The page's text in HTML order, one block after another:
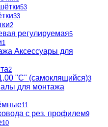
53
33
2
регулируемая5
1
Аксессуары для
2
"С" (самоклящийся)3
для монтажа
11
с рез. профилем9
10